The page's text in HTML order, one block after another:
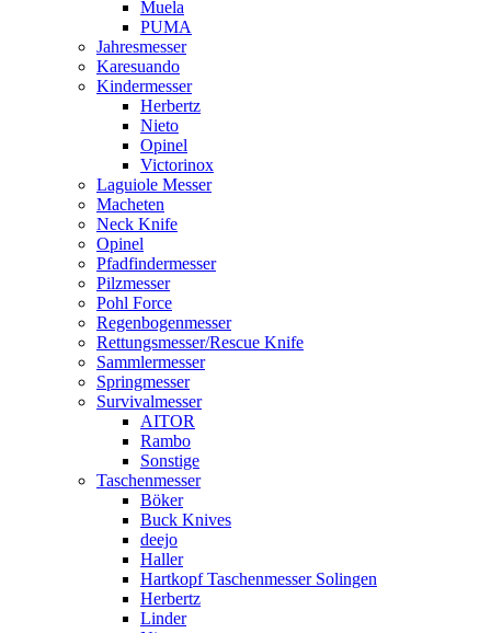
Muela
PUMA
Jahresmesser
Karesuando
Kindermesser
Herbertz
Nieto
Opinel
Victorinox
Laguiole Messer
Macheten
Neck Knife
Opinel
Pfadfindermesser
Pilzmesser
Pohl Force
Regenbogenmesser
Rettungsmesser/Rescue Knife
Sammlermesser
Springmesser
Survivalmesser
AITOR
Rambo
Sonstige
Taschenmesser
Böker
Buck Knives
deejo
Haller
Hartkopf Taschenmesser Solingen
Herbertz
Linder